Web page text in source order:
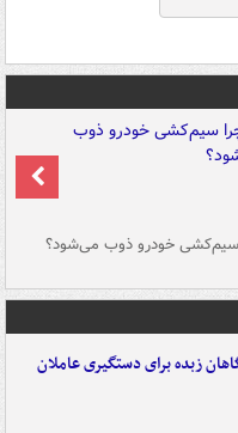
سیم‌کشی خودرو ذوب می‌شود؟
زبده برای دستگیری عاملان